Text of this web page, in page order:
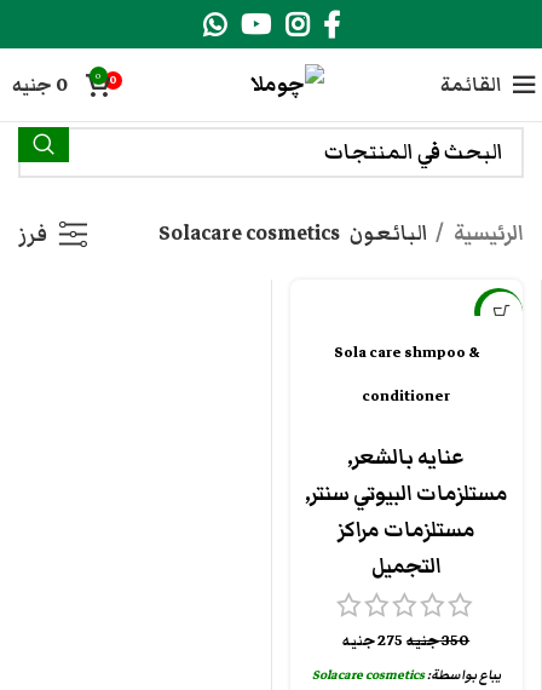
القائمة 0
0
0 جنيه
الرئيسية البائعون Solacare cosmetics فرز
-21%
Sola care shmpoo &
conditioner
عنايه بالشعر,
مستلزمات البيوتي سنتر,
مستلزمات مراكز
التجميل
350جنيه 275جنيه
يباع بواسطة:Solacare cosmetics